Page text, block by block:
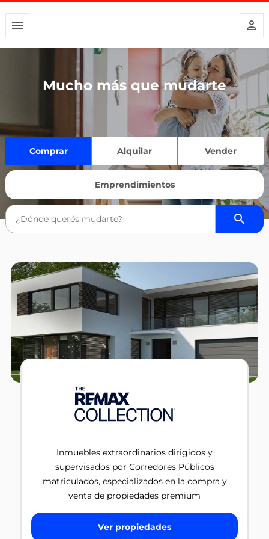
Mucho más que mudarte
Comprar Alquilar Vender
Emprendimientos
Inmuebles extraordinarios dirigidos y
supervisados por Corredores Públicos
matriculados, especializados en la compra y
venta de propiedades premium
Ver propiedades